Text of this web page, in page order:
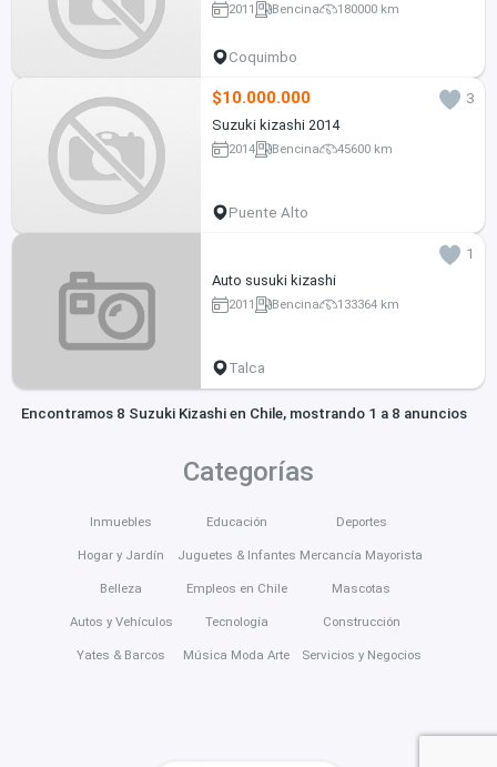
2011 Bencina 180000 km
Coquimbo
$10.000.000
3
Suzuki kizashi 2014
2014 Bencina 45600 km
Puente Alto
1
Auto susuki kizashi
2011 Bencina 133364 km
Talca
Encontramos 8 Suzuki Kizashi en Chile, mostrando 1 a 8 anuncios
Categorías
Inmuebles
Hogar y Jardín
Belleza
Autos y Vehículos
Yates & Barcos
Educación
Juguetes & Infantes
Empleos en Chile
Tecnología
Música Moda Arte
Deportes
Mercancía Mayorista
Mascotas
Construcción
Servicios y Negocios